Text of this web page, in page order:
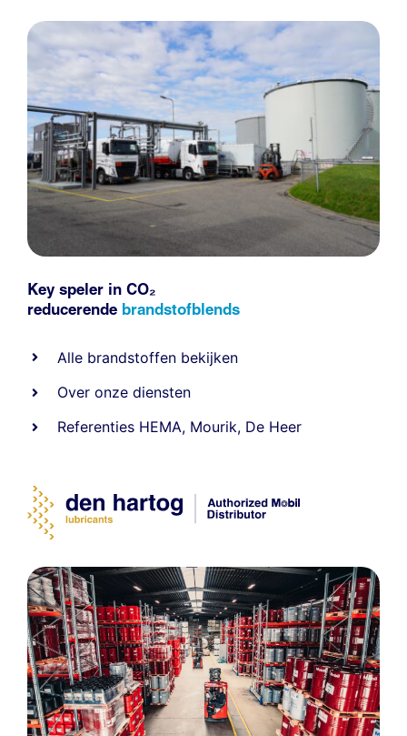
Key speler in CO₂
reducerende brandstofblends
Alle brandstoffen bekijken
Over onze diensten
Referenties HEMA, Mourik, De Heer